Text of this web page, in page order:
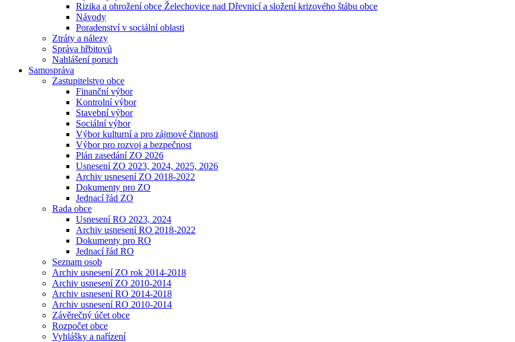
Rizika a ohrožení obce Želechovice nad Dřevnicí a složení krizového štábu obce
Návody
Poradenství v sociální oblasti
Ztráty a nálezy
Správa hřbitovů
Nahlášení poruch
Samospráva
Zastupitelstvo obce
Finanční výbor
Kontrolní výbor
Stavební výbor
Sociální výbor
Výbor kulturní a pro zájmové činnosti
Výbor pro rozvoj a bezpečnost
Plán zasedání ZO 2026
Usnesení ZO 2023, 2024, 2025, 2026
Archiv usnesení ZO 2018-2022
Dokumenty pro ZO
Jednací řád ZO
Rada obce
Usnesení RO 2023, 2024
Archiv usnesení RO 2018-2022
Dokumenty pro RO
Jednací řád RO
Seznam osob
Archiv usnesení ZO rok 2014-2018
Archiv usnesení ZO 2010-2014
Archiv usnesení RO 2014-2018
Archiv usnesení RO 2010-2014
Závěrečný účet obce
Rozpočet obce
Vyhlášky a nařízení